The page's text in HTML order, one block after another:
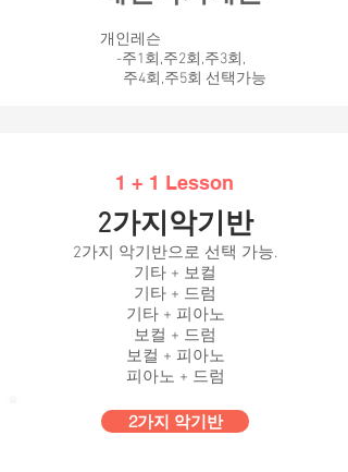
개인레슨
​ -주1회,주2회,주3회,
주4회,주5회 선택가능
1 + 1 Lesson
2가지악기반
2가지 악기반으로 선택 가능.
​기타 + 보컬
기타 + 드럼
기타 + 피아노
보컬 + 드럼
보컬 + 피아노
피아노 + 드럼
2가지 악기반